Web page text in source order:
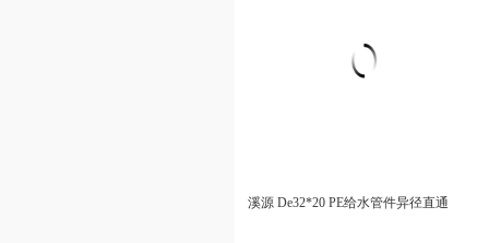
溪源 De32*20 PE给水管件异径直通